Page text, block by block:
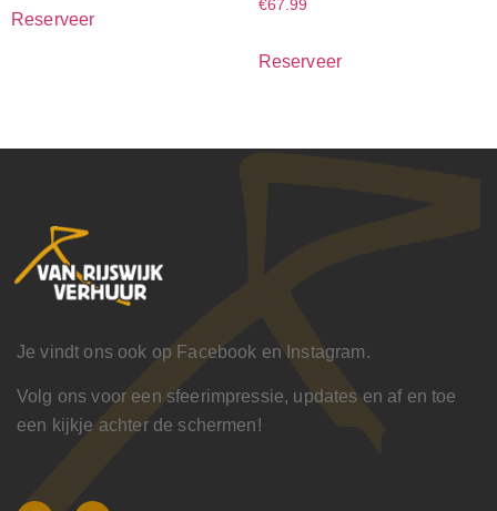
Reserveer
€67.99
Reserveer
Je vindt ons ook op Facebook en Instagram.
Volg ons voor een sfeerimpressie, updates en af en toe
een kijkje achter de schermen!